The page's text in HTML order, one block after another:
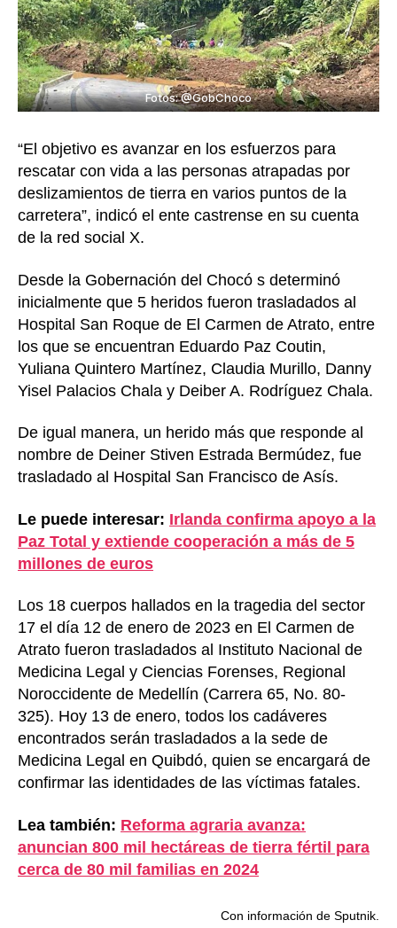
Fotos: @GobChoco
“El objetivo es avanzar en los esfuerzos para
rescatar con vida a las personas atrapadas por
deslizamientos de tierra en varios puntos de la
carretera”, indicó el ente castrense en su cuenta
de la red social X.
Desde la Gobernación del Chocó s determinó
inicialmente que 5 heridos fueron trasladados al
Hospital San Roque de El Carmen de Atrato, entre
los que se encuentran Eduardo Paz Coutin,
Yuliana Quintero Martínez, Claudia Murillo, Danny
Yisel Palacios Chala y Deiber A. Rodríguez Chala.
De igual manera, un herido más que responde al
nombre de Deiner Stiven Estrada Bermúdez, fue
trasladado al Hospital San Francisco de Asís.
Le puede interesar: Irlanda confirma apoyo a la
Paz Total y extiende cooperación a más de 5
millones de euros
Los 18 cuerpos hallados en la tragedia del sector
17 el día 12 de enero de 2023 en El Carmen de
Atrato fueron trasladados al Instituto Nacional de
Medicina Legal y Ciencias Forenses, Regional
Noroccidente de Medellín (Carrera 65, No. 80-
325). Hoy 13 de enero, todos los cadáveres
encontrados serán trasladados a la sede de
Medicina Legal en Quibdó, quien se encargará de
confirmar las identidades de las víctimas fatales.
Lea también: Reforma agraria avanza:
anuncian 800 mil hectáreas de tierra fértil para
cerca de 80 mil familias en 2024
Con información de Sputnik.